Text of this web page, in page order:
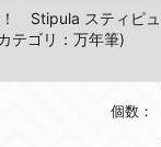
Stipula スティピュ
テゴリ：万年筆)
個数：